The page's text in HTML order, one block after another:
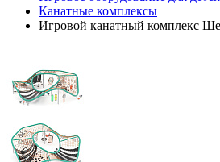
Канатные комплексы
Игровой канатный комплекс